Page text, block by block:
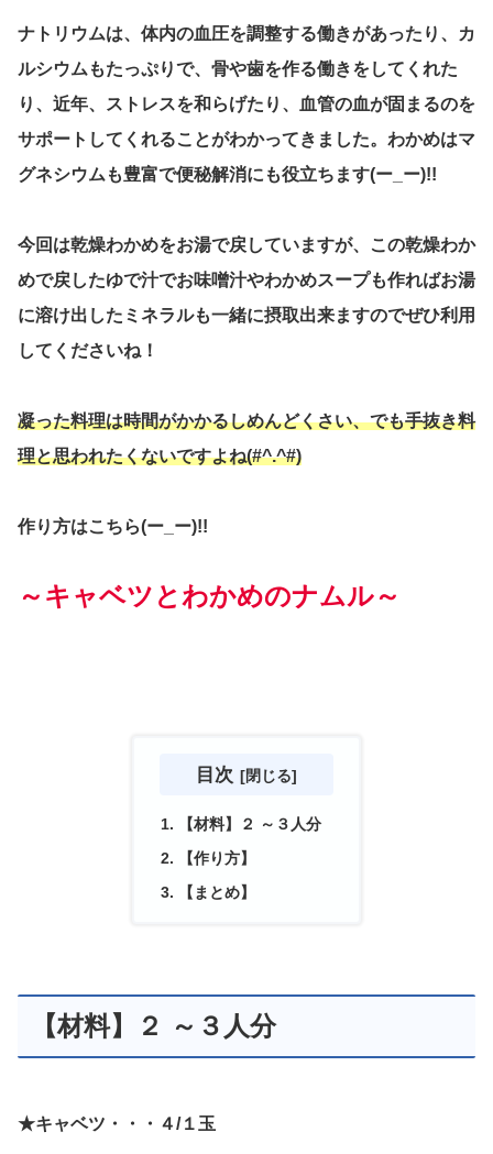
ナトリウムは、体内の血圧を調整する働きがあったり、カ
ルシウムもたっぷりで、骨や歯を作る働きをしてくれた
り、近年、ストレスを和らげたり、血管の血が固まるのを
サポートしてくれることがわかってきました。わかめはマ
グネシウムも豊富で便秘解消にも役立ちます(ー_ー)!!
今回は乾燥わかめをお湯で戻していますが、この乾燥わか
めで戻したゆで汁でお味噌汁やわかめスープも作ればお湯
に溶け出したミネラルも一緒に摂取出来ますのでぜひ利用
してくださいね！
凝った料理は時間がかかるしめんどくさい、でも手抜き料
理と思われたくないですよね(#^.^#)
作り方はこちら(ー_ー)!!
～キャベツとわかめのナムル～
目次
【材料】２ ～３人分
【作り方】
【まとめ】
【材料】２ ～３人分
★キャベツ・・・４/１玉